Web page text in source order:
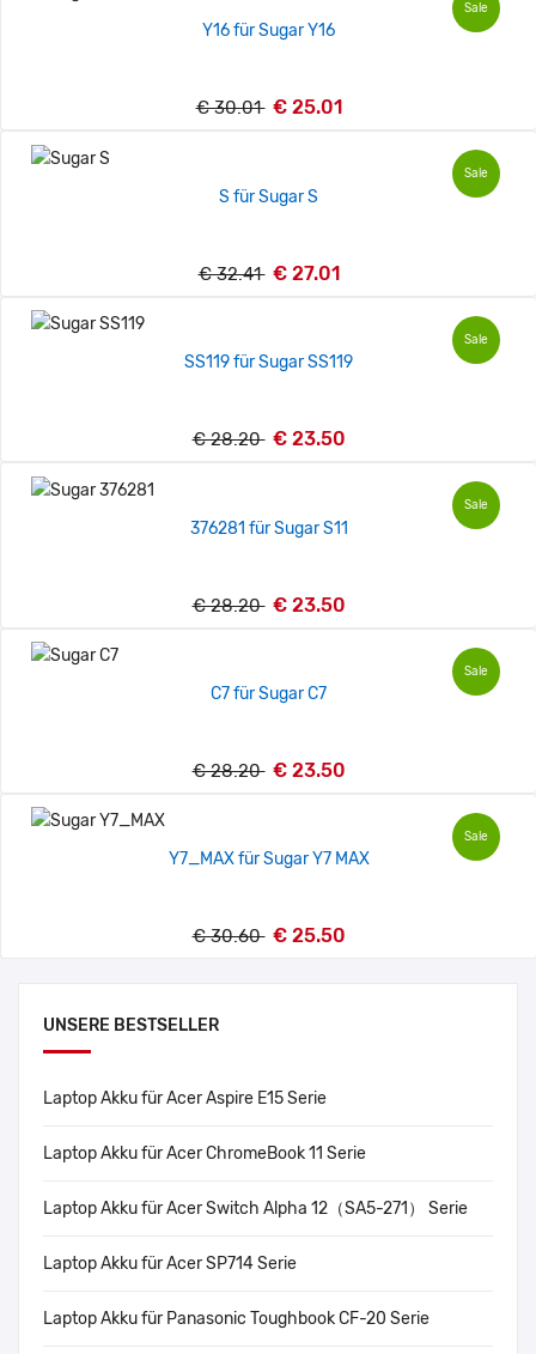
UNSERE BESTSELLER
Laptop Akku für Acer Aspire E15 Serie
Laptop Akku für Acer ChromeBook 11 Serie
Laptop Akku für Acer Switch Alpha 12（SA5-271） Serie
Laptop Akku für Acer SP714 Serie
Laptop Akku für Panasonic Toughbook CF-20 Serie
Sale
Y16 für Sugar Y16
€ 30.01 € 25.01
Sale
S für Sugar S
€ 32.41 € 27.01
Sale
SS119 für Sugar SS119
€ 28.20 € 23.50
Sale
376281 für Sugar S11
€ 28.20 € 23.50
Sale
C7 für Sugar C7
€ 28.20 € 23.50
Sale
Y7_MAX für Sugar Y7 MAX
€ 30.60 € 25.50